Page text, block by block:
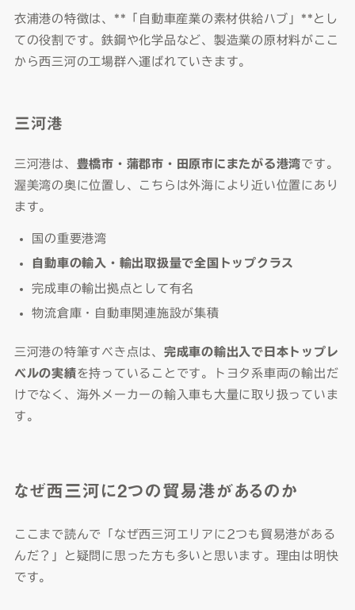
衣浦港の特徴は、**「自動車産業の素材供給ハブ」**とし
ての役割です。鉄鋼や化学品など、製造業の原材料がここ
から西三河の工場群へ運ばれていきます。
三河港
三河港は、 豊橋市・蒲郡市・田原市にまたがる港湾です。
渥美湾の奥に位置し、こちらは外海により近い位置にあり
ます。
国の重要港湾
自動車の輸入・輸出取扱量で全国トップクラス
完成車の輸出拠点として有名
物流倉庫・自動車関連施設が集積
三河港の特筆すべき点は、 完成車の輸出入で日本トップレ
ベルの実績を持っていることです。トヨタ系車両の輸出だ
けでなく、海外メーカーの輸入車も大量に取り扱っていま
す。
なぜ西三河に2つの貿易港があるのか
ここまで読んで「なぜ西三河エリアに2つも貿易港がある
んだ？」と疑問に思った方も多いと思います。理由は明快
です。